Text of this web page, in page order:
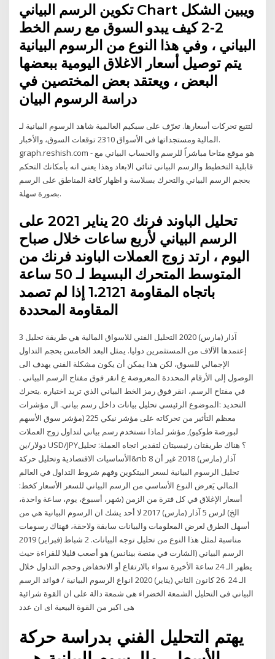
تكوين الرسم البياني Chart ويبين الشكل
2-2 كيف يبدو السوق مع رسم الخط
البياني ، وفي هذا النوع من الرسوم البيانية
يتم توصيل أسعار الاغلاق اليومية ببعضها
البعض ، ويعتقد بعض المختصين في
دراسة الرسوم البيان
شاهد الرسوم البيانية لـ ‎سبكيم العالمية‎ لتتبع تحركات أسعارها. تعرّف على
توقعات السوق، والأخبار ‎2310‎ المالية ومستجداتها في الأسواق.
graph.reshish.com - هو موقع متاحا مباشراً للرسم والحساب البياني مع
قابلية التخطيط والرسم البياني ثنائي الابعاد وهذا يعني انه بأمكانك التحكم
بحجم الرسم البياني والتحرك بسلاسة و اظهار كافة المناطق على الرسم
بصورة سهلة.
تحليل الباوند فرنك 20 يناير 2021 على
الرسم البياني لأربع ساعات خلال صباح
اليوم ، ارتد زوج العملات الباوند فرنك من
المتوسط المتحرك البسيط لـ 50 ساعة
باتجاه المقاومة 1.2121 إذا لم تصمد
المقاومة المحددة
3 آذار (مارس) 2020 التحليل الفني للاسواق المالية هي طريقة تحليل
إعتمدها الآلاف من المستثمرين دوليا. يمثل البعد الخامس بحجم التداول
الإجمالي للسوق، لكن هذا يمكن أن يكون مشكلة الفني يهدف الى
الوصول إلى الأرقام المحددة المعروضة ع انقر فوق مفتاح الرسم البياني .
في مفتاح الرسم، انقر فوق رمز الخط البياني الذي تريد اختياره .يتحرك
التحديد :الموضوع الرئيسي تحليل بيانات داخل رسم بياني. ال مؤشرات
معظم التأثير من تحركاته على مؤشر نيكي 225 (مؤشر سوق الأسهم
لبورصة طوكيو), مؤشر لماذا نستخدم رسم بياني لتداول زوج العملات
دولار/ين USD/JPY؟ هناك طريقتان رئيسيتان لتقدير اتجاه العملة: تحليل
الأساسيات الاقتصادية وتحليل حركة&nb 8 آذار (مارس) 2018 غير أن
تحليل الرسوم البيانية لسعر البيتكوين وفهم شروط التداول في العالم
المالي يَعرض النوع الأساسي من الرسم البياني للسعر الأسعار كخط:
أسعار الإغلاق في كل فترة من الزمن (شهر، أسبوع، يوم، ساعة واحدة،
الخ) لرس 5 آذار (مارس) 2017 لا أحد يشك ان الرسوم البيانية هي من
أسهل الطرق لعرض المعلومات والبيانات سابقة ولاحقة، فهناك رسومات
مناسبة لمثل هذا النوع من تحليل توجه البيانات. 2 شباط (فبراير) 2019
الرسم البياني (الشارت في منصة بينانس) هو أصعب قليلا للقراءة حيث
يظهر الـ 24 ساعة الأخيرة سواء بالارتفاع أو الانخفاض وحجم التداول خلال
الـ 24 26 كانون الثاني (يناير) 2020 انواع الرسوم البيانية / فوائد الرسم
البياني فى التحليل الشمعة الخضراء هى شمعة دالة على ان القوة شرائية
يهتم التحليل الفني بدراسة حركة